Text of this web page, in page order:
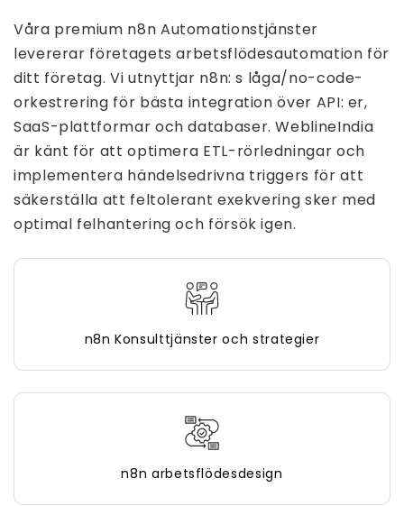
Våra premium n8n Automationstjänster
levererar företagets arbetsflödesautomation för
ditt företag. Vi utnyttjar n8n: s låga/no-code-
orkestrering för bästa integration över API: er,
SaaS-plattformar och databaser. WeblineIndia
är känt för att optimera ETL-rörledningar och
implementera händelsedrivna triggers för att
säkerställa att feltolerant exekvering sker med
optimal felhantering och försök igen.
n8n Konsulttjänster och strategier
n8n arbetsflödesdesign